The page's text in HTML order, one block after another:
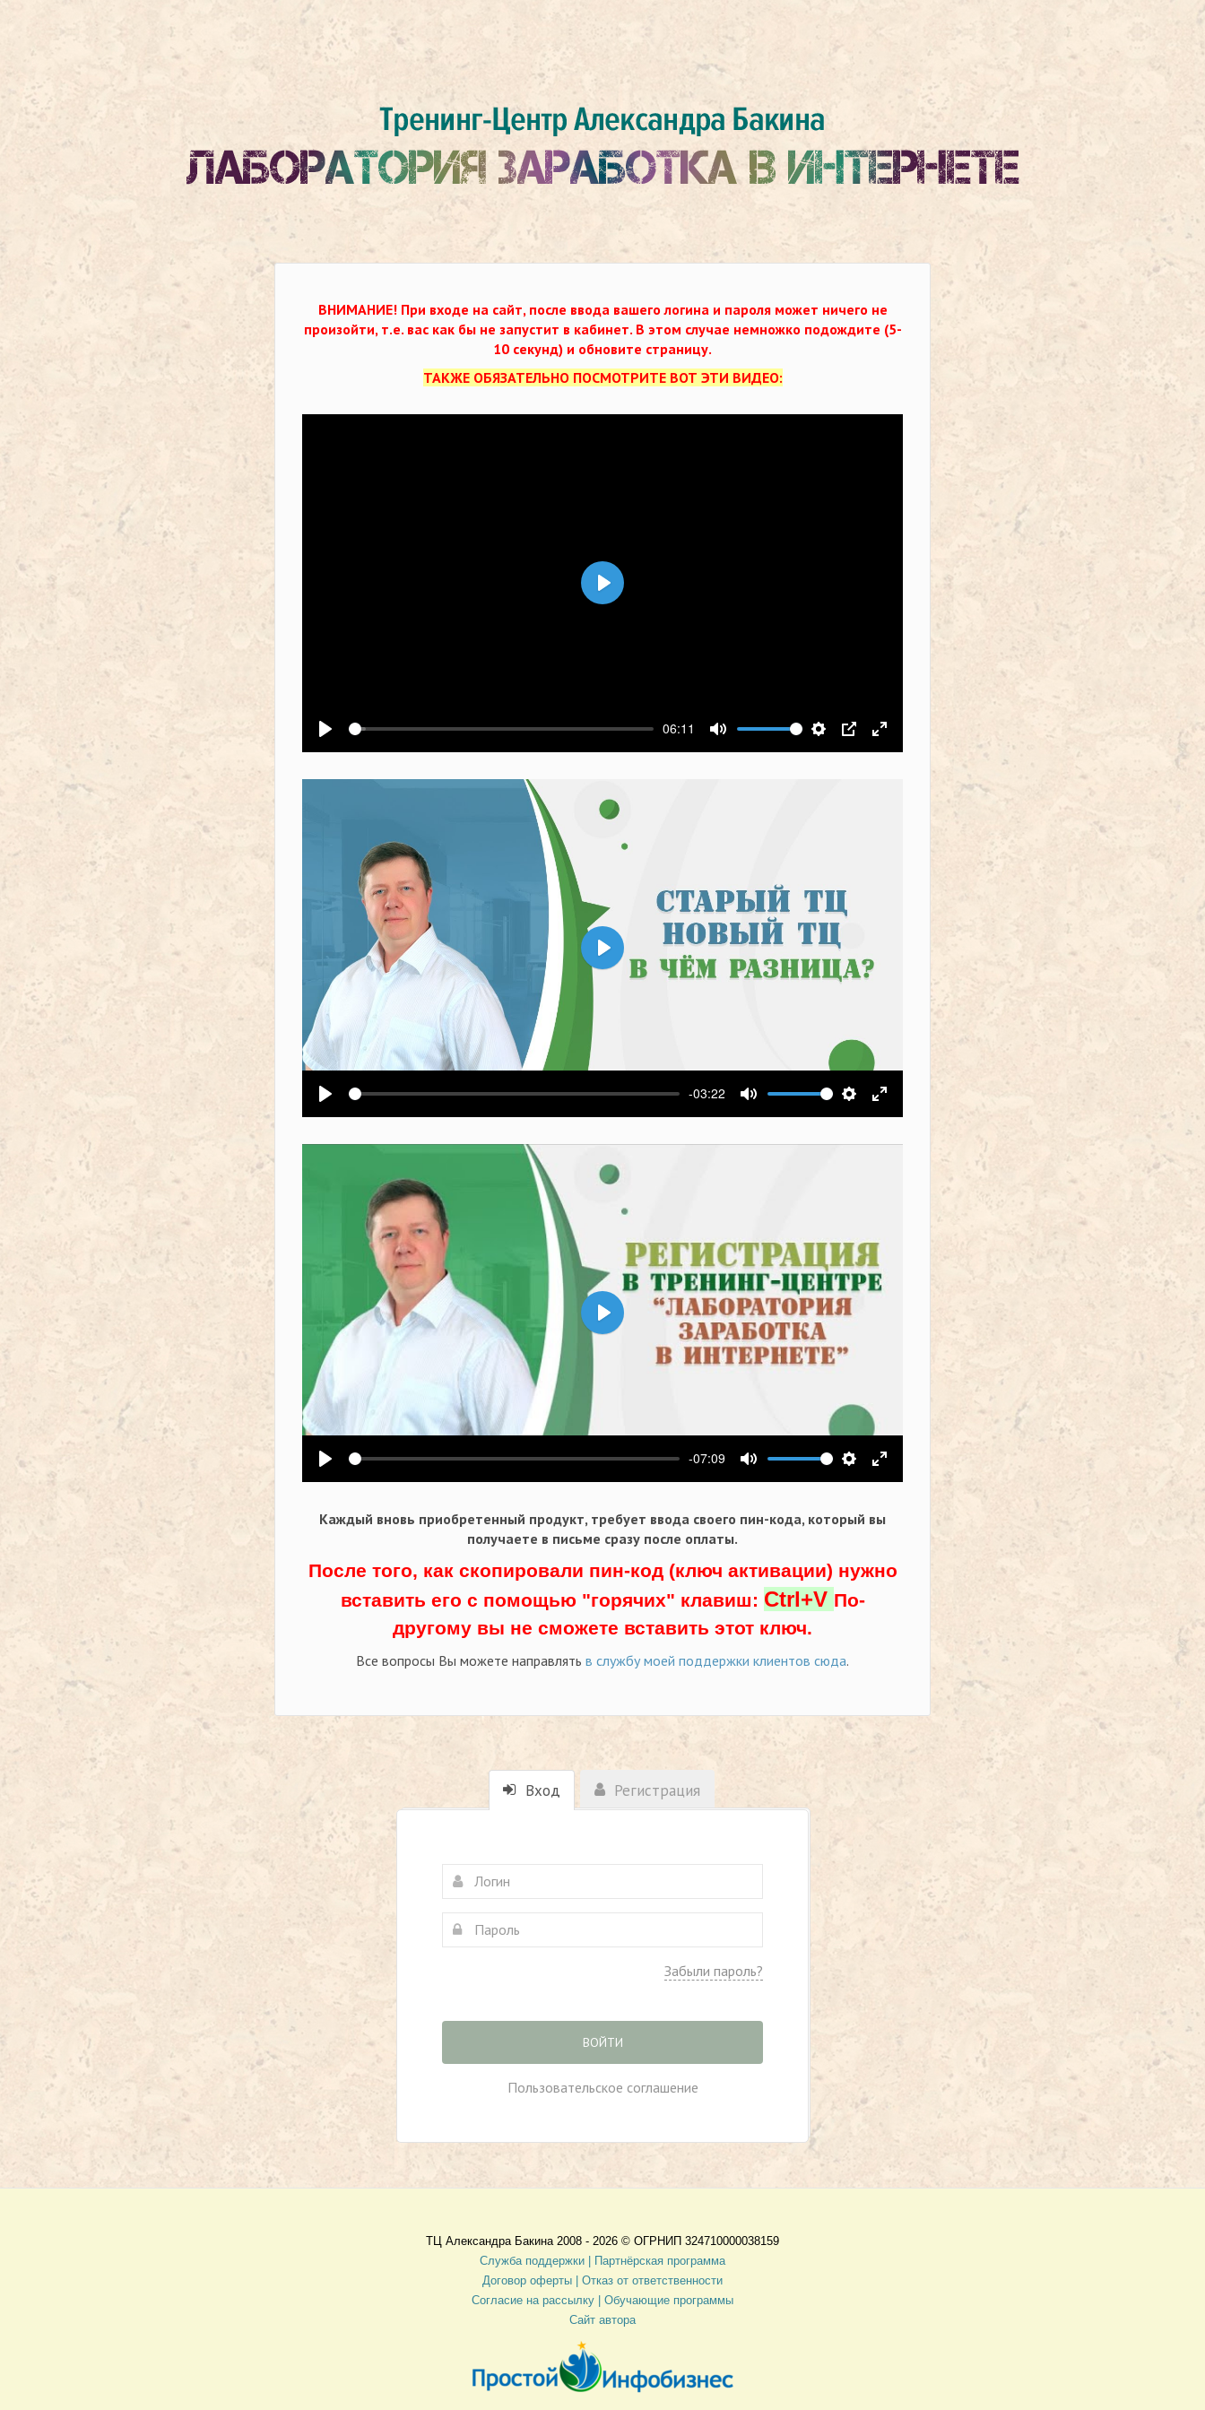
ВНИМАНИЕ! При входе на сайт, после ввода вашего логина и пароля может ничего не
произойти, т.е. вас как бы не запустит в кабинет. В этом случае немножко подождите (5-
10 секунд) и обновите страницу.
ТАКЖЕ ОБЯЗАТЕЛЬНО ПОСМОТРИТЕ ВОТ ЭТИ ВИДЕО:
Воспроизвести
06:11
Выключить звукНастройки
PIP На весь экран
Воспроизвести
Воспроизвести
-03:22
Выключить звукНастройки
На весь экран
Воспроизвести
Воспроизвести
-07:09
Выключить звукНастройки
На весь экран
Воспроизвести
Каждый вновь приобретенный продукт, требует ввода своего пин-кода, который вы
получаете в письме сразу после оплаты.
После того, как скопировали пин-код (ключ активации) нужно
вставить его с помощью "горячих" клавиш: Ctrl+V По-
другому вы не сможете вставить этот ключ.
Все вопросы Вы можете направлять в службу моей поддержки клиентов сюда.
Вход Регистрация
Забыли пароль?
ВОЙТИ
Пользовательское соглашение
ТЦ Александра Бакина 2008 - 2026 © ОГРНИП 324710000038159
Служба поддержки |
Партнёрская программа
Договор оферты
| Отказ от ответственности
Согласие на рассылку | Обучающие программы
Сайт автора